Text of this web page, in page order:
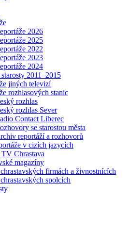
2026
2025
2022
2023
2024
2011–2015
jiných televizí
rozhlasových stanic
rozhlas
rozhlas Sever
Contact Liberec
se starostou města
reportáží a rozhovorů
v cizích jazycích
Chrastava
magazíny
firmách a živnostnících
spolcích